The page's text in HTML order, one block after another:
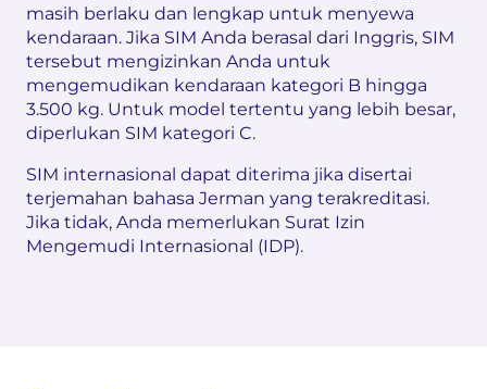
masih berlaku dan lengkap untuk menyewa
kendaraan. Jika SIM Anda berasal dari Inggris, SIM
tersebut mengizinkan Anda untuk
mengemudikan kendaraan kategori B hingga
3.500 kg. Untuk model tertentu yang lebih besar,
diperlukan SIM kategori C.
SIM internasional dapat diterima jika disertai
terjemahan bahasa Jerman yang terakreditasi.
Jika tidak, Anda memerlukan Surat Izin
Mengemudi Internasional (IDP).